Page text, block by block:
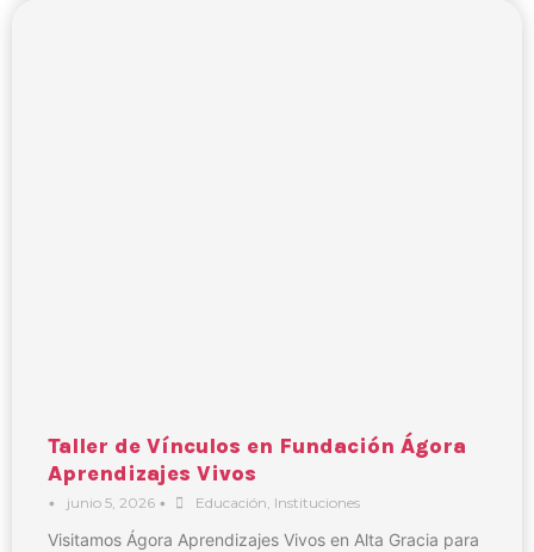
Taller de Vínculos en Fundación Ágora
Aprendizajes Vivos
• junio 5, 2026 • Educación, Instituciones
Visitamos Ágora Aprendizajes Vivos en Alta Gracia para